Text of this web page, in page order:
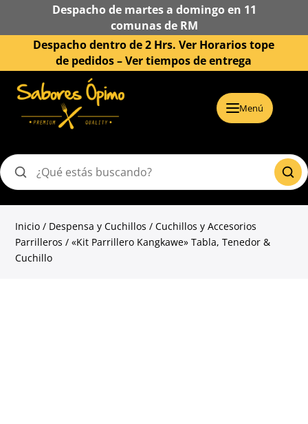
Despacho de martes a domingo en 11
comunas de RM
Despacho dentro de 2 Hrs. Ver Horarios tope
de pedidos –Ver tiempos de entrega
Menú
Buscar
Inicio / Despensa y Cuchillos /Cuchillos y Accesorios
Parrilleros / «Kit Parrillero Kangkawe» Tabla, Tenedor &
Cuchillo